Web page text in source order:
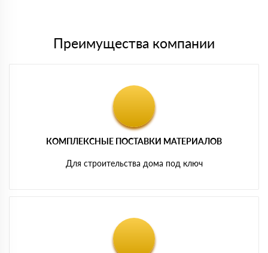
Преимущества компании
КОМПЛЕКСНЫЕ ПОСТАВКИ МАТЕРИАЛОВ
Для строительства дома под ключ